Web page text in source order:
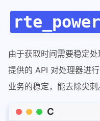
rte_power
由于获取时间需要稳定
提供的 API 对处理器进
业务的稳定，能去除尖刺
C